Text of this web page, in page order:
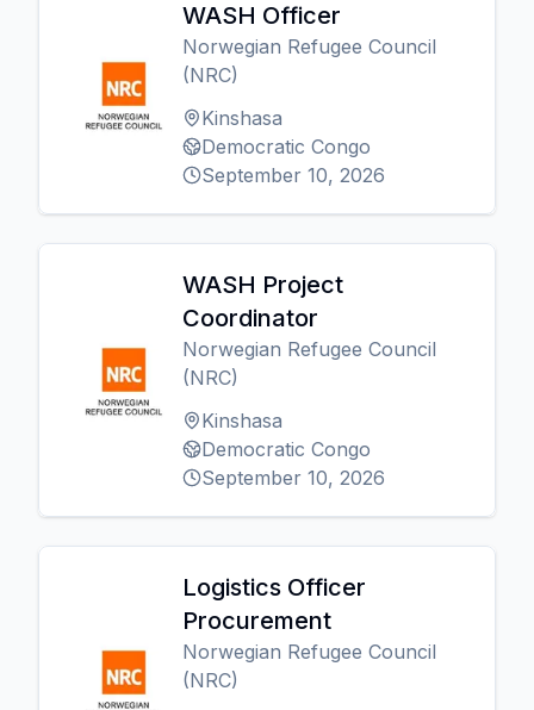
WASH Officer
Norwegian Refugee Council
(NRC)
Kinshasa
Democratic Congo
September 10, 2026
WASH Project
Coordinator
Norwegian Refugee Council
(NRC)
Kinshasa
Democratic Congo
September 10, 2026
Logistics Officer
Procurement
Norwegian Refugee Council
(NRC)